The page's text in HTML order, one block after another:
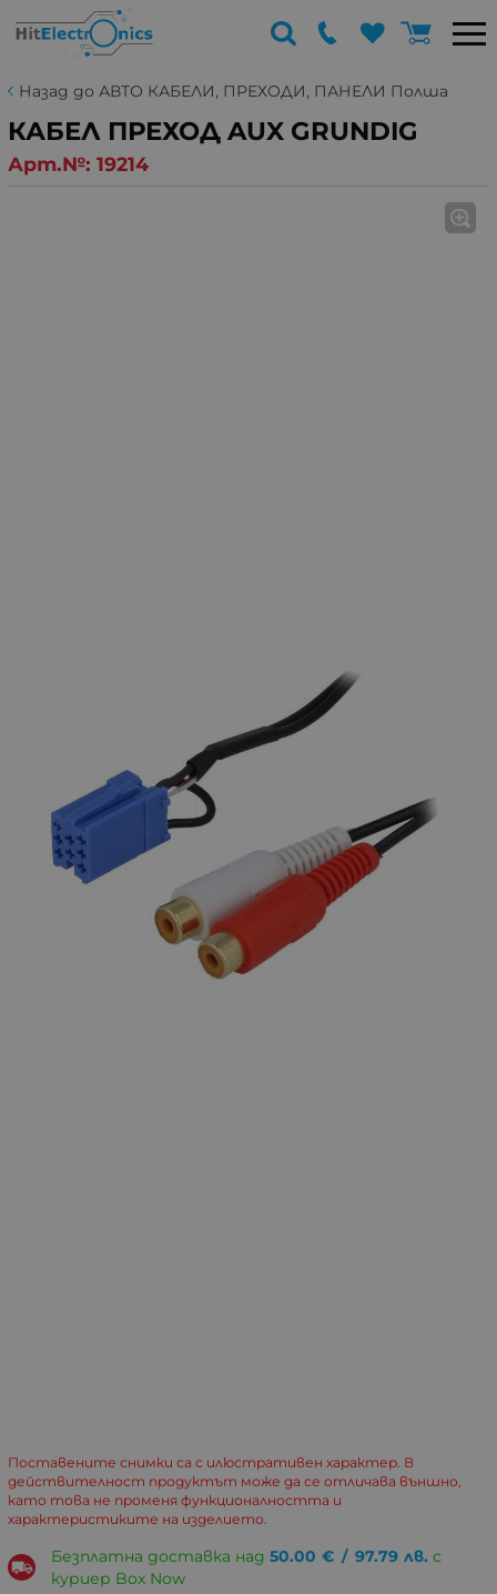
Назад до АВТО КАБЕЛИ, ПРЕХОДИ, ПАНЕЛИ Полша
КАБЕЛ ПРЕХОД AUX GRUNDIG
Арт.№: 19214
Поставените снимки са с илюстративен характер. В
действителност продуктът може да се отличава външно,
като това не променя функционалността и
характеристиките на изделието.
Безплатна доставка над 50.00 € / 97.79 лв. с
куриер Box Now